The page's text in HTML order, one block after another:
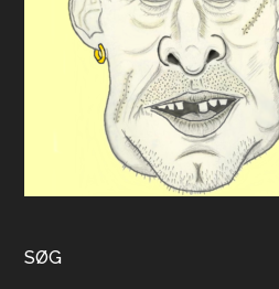
SØG